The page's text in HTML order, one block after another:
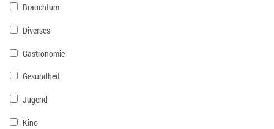
Brauchtum
Diverses
Gastronomie
Gesundheit
Jugend
Kino